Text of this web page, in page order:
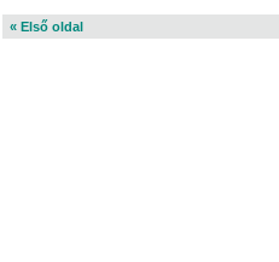
« Első oldal